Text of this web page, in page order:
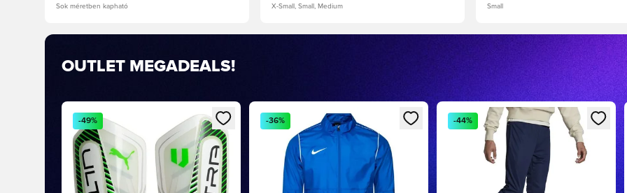
Megnyit egy modált a bejelentkezéshez vagy a tagként való regisztrációhoz
-49%
Megnyit egy modált a bejelentkezéshez vagy a tagként való regisztrációhoz
-36%
Megnyit egy modált a
-44%
OUTLET MEGADEALS!
Sok méretben kapható X-Small, Small, Medium Small